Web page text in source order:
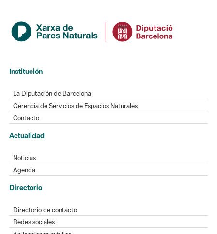
Institución
La Diputación de Barcelona
Gerencia de Servicios de Espacios Naturales
Contacto
Actualidad
Noticias
Agenda
Directorio
Directorio de contacto
Redes sociales